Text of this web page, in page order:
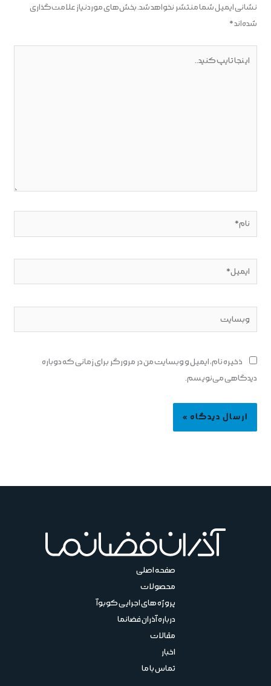
نشانی ایمیل شما منتشر نخواهد شد.بخش‌های موردنیاز علامت‌گذاری
شده‌اند*
نام*
ایمیل*
وبسایت
ذخیره نام، ایمیل و وبسایت من در مرورگر برای زمانی که دوباره
دیدگاهی می‌نویسم.
صفحه اصلی
محصولات
پروژه های اجرایی کوبوآ
درباره آذران فضانما
مقالات
اخبار
تماس با ما